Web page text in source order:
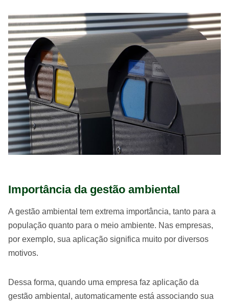
Importância da gestão ambiental
A gestão ambiental tem extrema importância, tanto para a
população quanto para o meio ambiente. Nas empresas,
por exemplo, sua aplicação significa muito por diversos
motivos.
Dessa forma, quando uma empresa faz aplicação da
gestão ambiental, automaticamente está associando sua